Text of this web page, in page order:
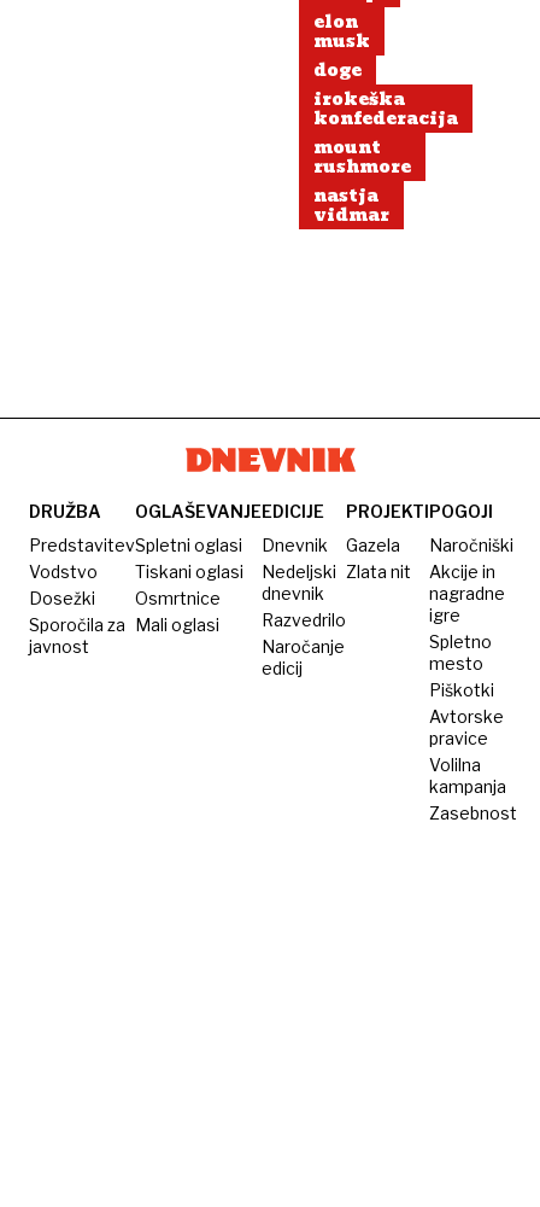
elon
musk
doge
irokeška
konfederacija
mount
rushmore
nastja
vidmar
DRUŽBA
Predstavitev
Vodstvo
Dosežki
Sporočila za
javnost
OGLAŠEVANJE
Spletni oglasi
Tiskani oglasi
Osmrtnice
Mali oglasi
EDICIJE
Dnevnik
Nedeljski
dnevnik
Razvedrilo
Naročanje
edicij
PROJEKTI
Gazela
Zlata nit
POGOJI
Naročniški
Akcije in
nagradne
igre
Spletno
mesto
Piškotki
Avtorske
pravice
Volilna
kampanja
Zasebnost